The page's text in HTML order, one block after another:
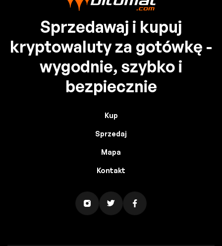
Sprzedawaj i kupuj
kryptowaluty za gotówkę -
wygodnie, szybko i
bezpiecznie
Kup
Sprzedaj
Mapa
Kontakt